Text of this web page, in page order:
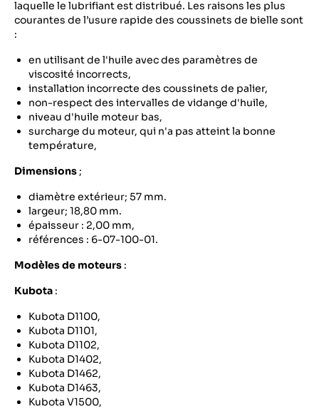
laquelle le lubrifiant est distribué. Les raisons les plus
courantes de l’usure rapide des coussinets de bielle sont
:
en utilisant de l'huile avec des paramètres de
viscosité incorrects,
installation incorrecte des coussinets de palier,
non-respect des intervalles de vidange d'huile,
niveau d'huile moteur bas,
surcharge du moteur, qui n'a pas atteint la bonne
température,
Dimensions ;
diamètre extérieur; 57 mm.
largeur; 18,80 mm.
épaisseur : 2,00 mm,
références : 6-07-100-01.
Modèles de moteurs :
Kubota :
Kubota D1100,
Kubota D1101,
Kubota D1102,
Kubota D1402,
Kubota D1462,
Kubota D1463,
Kubota V1500,